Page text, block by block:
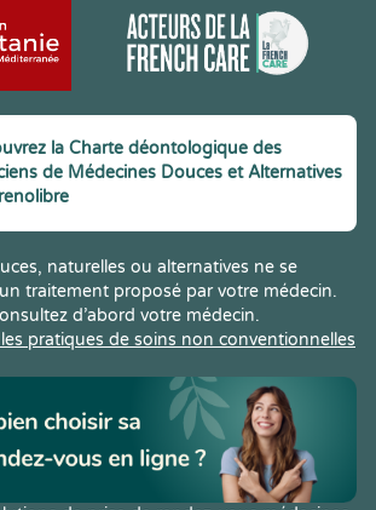
la Charte déontologique des
de Médecines Douces et Alternatives
naturelles ou alternatives ne se
traitement proposé par votre médecin.
d’abord votre médecin.
pratiques de soins non conventionnelles